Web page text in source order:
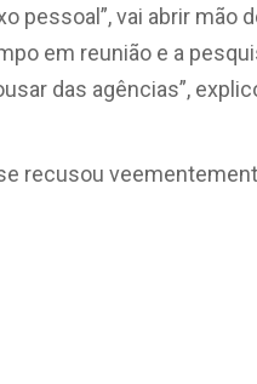
pessoal”, vai abrir mão
em reunião e a
das agências”,
recusou